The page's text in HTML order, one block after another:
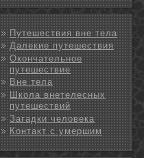
Путешествия вне тела
Далекие путешествия
Окончательное
путешествие
Вне тела
Школа внетелесных
путешествий
Загадки человека
Контакт с умершим